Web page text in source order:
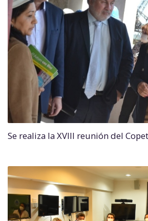
Se realiza la XVIII reunión del